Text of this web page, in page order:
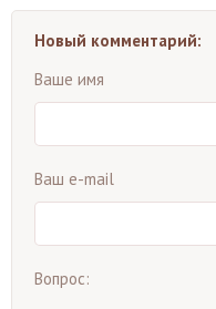
Новый комментарий:
Ваше имя
Ваш e-mail
Вопрос: